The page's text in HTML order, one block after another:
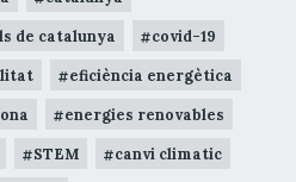
de catalunya covid-19
eficiència energètica
energies renovables
STEM canvi climatic